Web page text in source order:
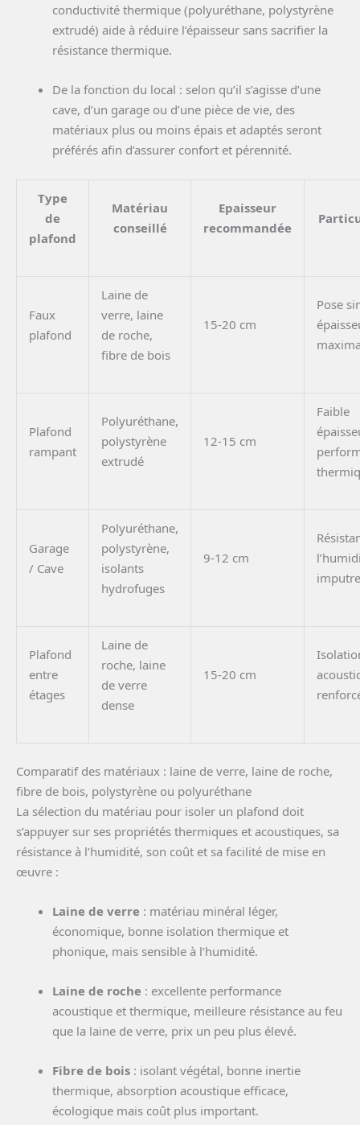
conductivité thermique (polyuréthane, polystyrène
extrudé) aide à réduire l’épaisseur sans sacrifier la
résistance thermique.
De la fonction du local : selon qu’il s’agisse d’une
cave, d’un garage ou d’une pièce de vie, des
matériaux plus ou moins épais et adaptés seront
préférés afin d’assurer confort et pérennité.
Type
de
plafond
Matériau
conseillé
Epaisseur
recommandée
Faux
plafond
Laine de
verre, laine
de roche,
fibre de bois
15-20 cm
Pose
Plafond
rampant
Polyuréthane,
polystyrène
extrudé
12-15 cm
Faible
Garage
/ Cave
Polyuréthane,
polystyrène,
isolants
hydrofuges
9-12 cm
Plafond
entre
étages
Laine de
roche, laine
de verre
dense
15-20 cm
Comparatif des matériaux : laine de verre, laine de roche,
fibre de bois, polystyrène ou polyuréthane
La sélection du matériau pour isoler un plafond doit
s’appuyer sur ses propriétés thermiques et acoustiques, sa
résistance à l’humidité, son coût et sa facilité de mise en
œuvre :
Laine de verre : matériau minéral léger,
économique, bonne isolation thermique et
phonique, mais sensible à l’humidité.
Laine de roche : excellente performance
acoustique et thermique, meilleure résistance au feu
que la laine de verre, prix un peu plus élevé.
Fibre de bois : isolant végétal, bonne inertie
thermique, absorption acoustique efficace,
écologique mais coût plus important.